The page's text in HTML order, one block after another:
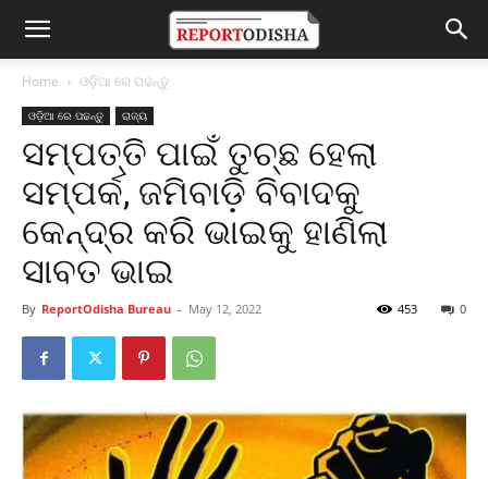
Home ଓଡ଼ିଆ ରେ ପଢନ୍ତୁ
ଓଡ଼ିଆ ରେ ପଢନ୍ତୁ ରାଜ୍ୟ
ସମ୍ପତ୍ତି ପାଇଁ ତୁଚ୍ଛ ହେଲା
ସମ୍ପର୍କ, ଜମିବାଡ଼ି ବିବାଦକୁ
କେନ୍ଦ୍ର କରି ଭାଇକୁ ହାଣିଲା
ସାବତ ଭାଇ
By ReportOdisha Bureau - May 12, 2022 0
453